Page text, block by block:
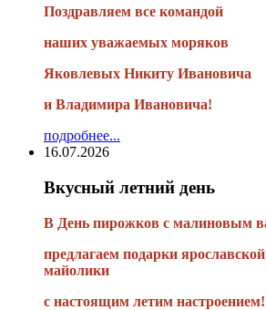
Поздравляем все командой
наших уважаемых моряков
Яковлевых Никиту Ивановича
и Владимира Ивановича!
подробнее...
16.07.2026
Вкусный летний день
В День пирожков с малиновым
предлагаем подарки ярославской
майолики
с настоящим летим настроением!